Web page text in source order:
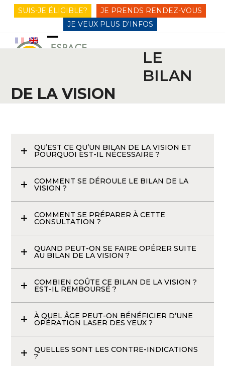
SUIS-JE ÉLIGIBLE?
JE PRENDS RENDEZ-VOUS
JE VEUX PLUS D'INFOS
Open
Close
LE
BILAN
DE LA VISION
QU’EST CE QU’UN BILAN DE LA VISION ET
POURQUOI EST-IL NÉCESSAIRE ?
COMMENT SE DÉROULE LE BILAN DE LA
VISION ?
COMMENT SE PRÉPARER À CETTE
CONSULTATION ?
QUAND PEUT-ON SE FAIRE OPÉRER SUITE
AU BILAN DE LA VISION ?
COMBIEN COÛTE CE BILAN DE LA VISION ?
EST-IL REMBOURSÉ ?
À QUEL ÂGE PEUT-ON BÉNÉFICIER D’UNE
OPÉRATION LASER DES YEUX ?
QUELLES SONT LES CONTRE-INDICATIONS
?